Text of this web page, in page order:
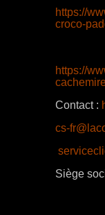
https://
croco-
https://
Contact :
cs-
Siège